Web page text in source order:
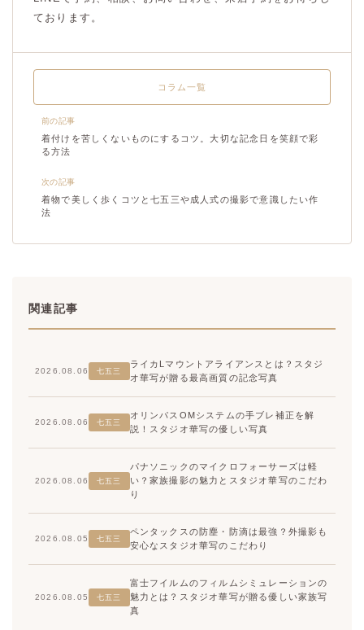
ております。
前の記事
着付けを苦しくないものにするコツ。大切な記念日を笑顔で彩
る方法
コラム一覧
次の記事
着物で美しく歩くコツと七五三や成人式の撮影で意識したい作
法
関連記事
2026.08.06 七五三
ライカLマウントアライアンスとは？スタジ
オ華写が贈る最高画質の記念写真
2026.08.06 七五三
オリンパスOMシステムの手ブレ補正を解
説！スタジオ華写の優しい写真
2026.08.06 七五三
パナソニックのマイクロフォーサーズは軽
い？家族撮影の魅力とスタジオ華写のこだわ
り
2026.08.05 七五三
ペンタックスの防塵・防滴は最強？外撮影も
安心なスタジオ華写のこだわり
2026.08.05 七五三
富士フイルムのフィルムシミュレーションの
魅力とは？スタジオ華写が贈る優しい家族写
真